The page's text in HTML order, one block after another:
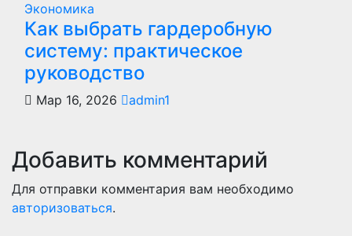
Экономика
Как выбрать гардеробную
систему: практическое
руководство
Мар 16, 2026 admin1
Добавить комментарий
Для отправки комментария вам необходимо
авторизоваться.